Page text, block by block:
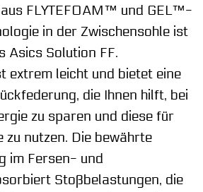
FLYTEFOAM™ und GEL™-
in der Zwischensohle ist
Asics Solution FF.
extrem leicht und bietet eine
die Ihnen hilft, bei
zu sparen und diese für
nutzen. Die bewährte
im Fersen- und
Stoßbelastungen, die